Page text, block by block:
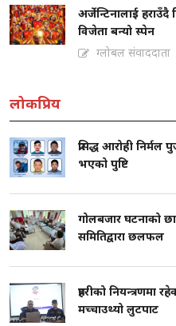
अर्जेन्टिनालाई
विजेता बन्यो स्पेन
ग्लोबल संवाददाता
लोकप्रिय
प्रसिद्ध आरोही
भएको पुष्टि
गोलबजार घटनाको
समितिद्वारा छलफल
प्रहरीको नियन्त्रणमा
मच्चाउथ्यो लुटपाट